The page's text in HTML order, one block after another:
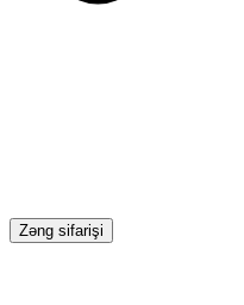
Zəng sifarişi